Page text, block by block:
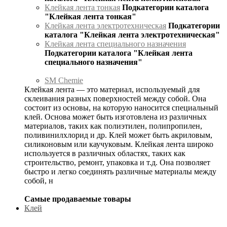
Клейкая лента тонкая Подкатегории каталога
"Клейкая лента тонкая"
Клейкая лента электротехническая Подкатегории
каталога "Клейкая лента электротехническая"
Клейкая лента специального назначения
Подкатегории каталога "Клейкая лента
специального назначения"
SM Chemie
Клейкая лента — это материал, используемый для
склеивания разных поверхностей между собой. Она
состоит из основы, на которую наносится специальный
клей. Основа может быть изготовлена из различных
материалов, таких как полиэтилен, полипропилен,
поливинилхлорид и др. Клей может быть акриловым,
силиконовым или каучуковым. Клейкая лента широко
используется в различных областях, таких как
строительство, ремонт, упаковка и т.д. Она позволяет
быстро и легко соединять различные материалы между
собой, н
Самые продаваемые товары
Клей